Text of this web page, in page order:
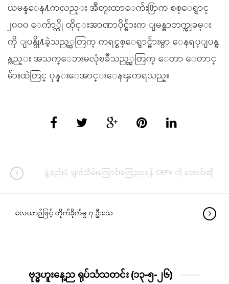
ယမန္ေန႔ကလည္း အီတူးထာေက်း႐ြာက စစ္ေရွာင္
၂၀၀၀ ေက်ာ္ကို ထိုင္းအာဏာပိုင္မ်ားက ျမန္မာဘက္အျခမ္း
ကို ျပန္ပို႔ခဲ့သည့္အတြက္ ကရင္စစ္ေရွာင္မ်ားမွာ ေနရပ္ျပန္ရ
န္လည္း အသက္ေဘးမလုံၿခဳံသည့္အတြက္ ေတာ ေတာင္
မ်ားထဲတြင္ ပုန္းေအာင္းေနၾကရသည္။
ဖွဲ့စည်းပုံ ဖျက်သိမ်းကြောင်းကြေညာရန် CRPH ကို တောင်းဆို
လေယာဉ်ဖြင့် တိုက်ခိုက်မှု ၇ ဦးသေ
ဗုဒ္ဓဟူးနေ့ည ရုပ်သံသတင်း (၁၃-၅-၂၆)